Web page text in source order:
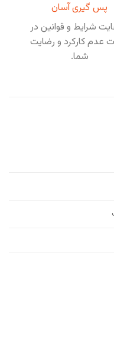
پس گیری آسان
شرایط و قوانین در
عدم کارکرد و رضایت
شما.